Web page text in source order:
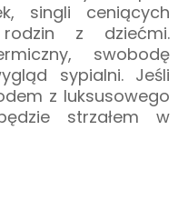
singli ceniących
z dziećmi.
swobodę
sypialni. Jeśli
z luksusowego
strzałem w